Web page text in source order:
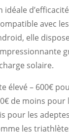
idéale
avec
elle
solaire.
élevé – 600€
de moins pour
pour les
les